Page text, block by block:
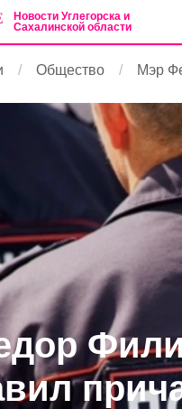
Новости Углегорска и
Сахалинской области
Общество Мэр